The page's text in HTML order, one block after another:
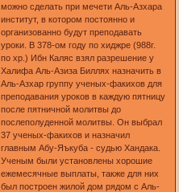
можно сделать при мечети Аль-Азхара
институт, в котором постоянно и
организованно будут преподавать
уроки. В 378-ом году по хиджре (988г.
по хр.) Ибн Каляс взял разрешение у
Халифа Аль-Азиза Биллях назначить в
Аль-Азхар группу ученых-факихов для
преподавания уроков в каждую пятницу
после пятничной молитвы до
послеполуденной молитвы. Он выбрал
37 ученых-факихов и назначил
главным Абу-Яъкуба - судью Хандака.
Ученым были установлены хорошие
ежемесячные выплаты, также для них
был построен жилой дом рядом с Аль-